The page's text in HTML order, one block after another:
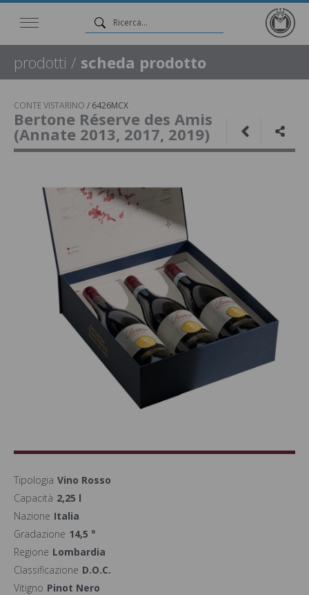
prodotti / scheda prodotto
CONTE VISTARINO / 6426MCX
Bertone Réserve des Amis
(Annate 2013, 2017, 2019)
Tipologia Vino Rosso
Capacità 2,25 l
Nazione Italia
Gradazione 14,5 °
Regione Lombardia
Classificazione D.O.C.
Vitigno Pinot Nero